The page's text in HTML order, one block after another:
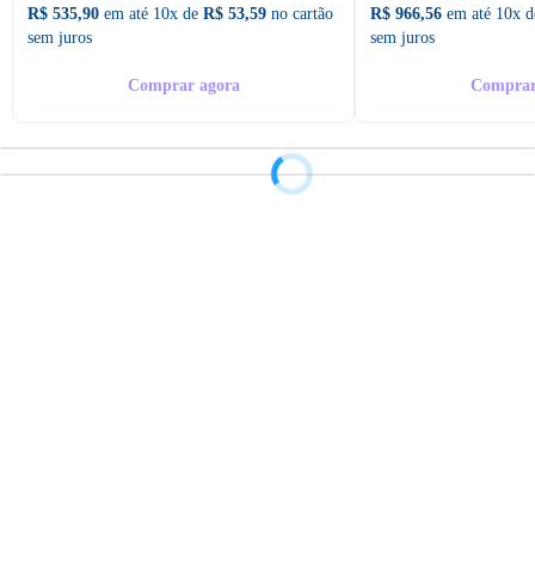
R$ 535,90 em até 10x de R$ 53,59 no cartão
sem juros
Comprar agora
R$ 966,56 em até 10x
sem juros